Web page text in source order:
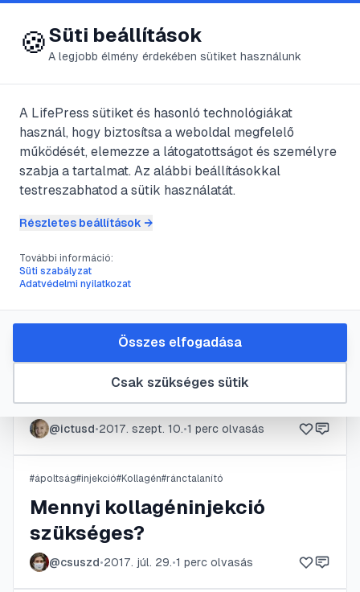
😍 LifePress
🏷️#Kollagén
5cikk található ezzel a címkével
Ráncok ellen
kollagéninjekcióval
@SzcsKristf•2017. okt. 22.•1perc olvasás
Mi az a kollagén?
@ictusd•2017. szept. 10.•1 perc olvasás
#ápoltság#injekció#Kollagén#ránctalanító
Mennyi kollagéninjekció
szükséges?
@csuszd•2017. júl. 29.•1 perc olvasás
🍪Süti beállítások
A legjobb élmény érdekében sütiket használunk
A LifePress sütiket és hasonló technológiákat
használ, hogy biztosítsa a weboldal megfelelő
működését, elemezze a látogatottságot és személyre
szabja a tartalmat. Az alábbi beállításokkal
testreszabhatod a sütik használatát.
Részletes beállítások →
További információ:
Süti szabályzat
Adatvédelmi nyilatkozat
Csak szükséges sütik
Összes elfogadása